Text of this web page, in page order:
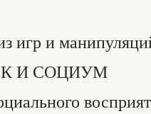
игр и
И СОЦИУМ